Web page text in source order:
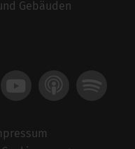
Gebäuden